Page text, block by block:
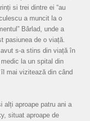
si trei dintre ei “au
a muncit la o
Bârlad, unde a
pasiunea de o viață.
s-a stins din viață în
la un spital din
mai vizitează din când
alți aproape patru ani a
situat aproape de